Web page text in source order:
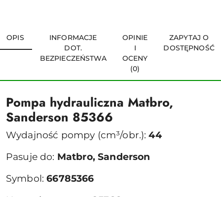
OPIS
INFORMACJE
DOT.
BEZPIECZEŃSTWA
OPINIE
I
OCENY
(0)
ZAPYTAJ O
DOSTĘPNOŚĆ
Pompa hydrauliczna Matbro,
Sanderson 85366
Wydajność pompy (cm³/obr.):44
Pasuje do: Matbro, Sanderson
Symbol:66785366